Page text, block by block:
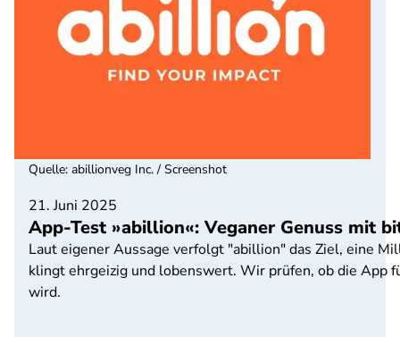
21. Juni 2025
App-Test »abillion«: Veganer Genuss mit
Laut eigener Aussage verfolgt "abillion" das Ziel, eine
klingt ehrgeizig und lobenswert. Wir prüfen, ob die App
wird.
Quelle: abillionveg Inc. / Screenshot